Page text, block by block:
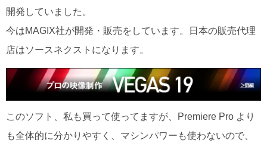
開発していました。
今はMAGIX社が開発・販売をしています。日本の販売代理
店はソースネクストになります。
このソフト、私も買って使ってますが、Premiere Pro より
も全体的に分かりやすく、マシンパワーも使わないので、